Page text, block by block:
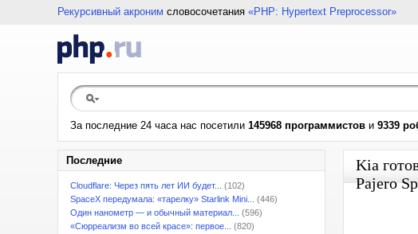
Рекурсивный акроним словосочетания «PHP: Hypertext Preprocessor»
За последние 24 часа нас посетили 145968 программистов и 9339
Последние
Cloudflare: Через пять лет ИИ будет...
(102)
SpaceX передумала: «тарелку» Starlink Mini...
(446)
Один нанометр — и обычный материал...
(596)
«Сюрреализм во всей красе»: первое...
(820)
Kia
Pajero